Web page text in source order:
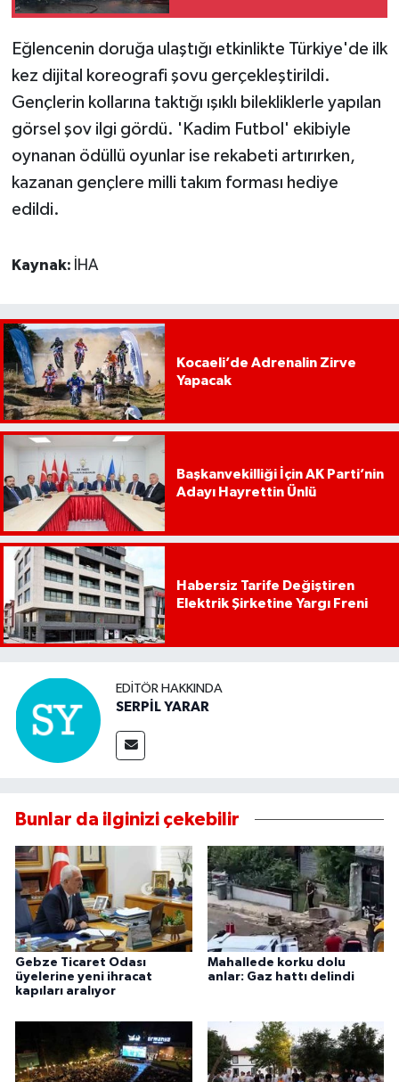
Eğlencenin doruğa ulaştığı etkinlikte Türkiye'de ilk
kez dijital koreografi şovu gerçekleştirildi.
Gençlerin kollarına taktığı ışıklı bilekliklerle yapılan
görsel şov ilgi gördü. 'Kadim Futbol' ekibiyle
oynanan ödüllü oyunlar ise rekabeti artırırken,
kazanan gençlere milli takım forması hediye
edildi.
Kaynak: İHA
Kocaeli’de Adrenalin Zirve
Yapacak
Başkanvekilliği İçin AK Parti’nin
Adayı Hayrettin Ünlü
Habersiz Tarife Değiştiren
Elektrik Şirketine Yargı Freni
EDITÖR HAKKINDA
SERPİL YARAR
Bunlar da ilginizi çekebilir
Gebze Ticaret Odası
üyelerine yeni ihracat
kapıları aralıyor
Mahallede korku dolu
anlar: Gaz hattı delindi